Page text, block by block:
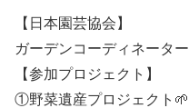
【日本園芸協会】
ガーデンコーディネーター
【参加プロジェクト】
①野菜遺産プロジェクト🌱